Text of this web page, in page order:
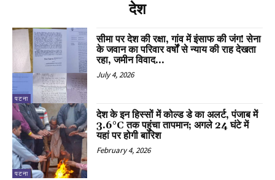
देश
पटना
सीमा पर देश की रक्षा, गांव में इंसाफ की जंग! सेना
के जवान का परिवार वर्षों से न्याय की राह देखता
रहा, जमीन विवाद...
July 4, 2026
पटना
देश के इन हिस्सों में कोल्ड डे का अलर्ट, पंजाब में
3.6°C तक पहुंचा तापमान; अगले 24 घंटे में
यहां पर होगी बारिश
February 4, 2026